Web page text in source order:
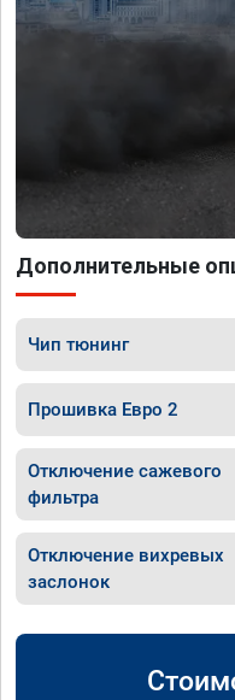
Дополнительные
Чип тюнинг
Прошивка Евро 2
Отключение сажевого
фильтра
Отключение вихревых
заслонок